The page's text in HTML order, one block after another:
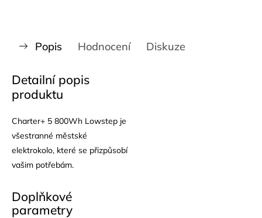
Popis Hodnocení Diskuze
Detailní popis
produktu
Charter+ 5 800Wh Lowstep je
všestranné městské
elektrokolo, které se přizpůsobí
vašim potřebám.
Doplňkové
parametry